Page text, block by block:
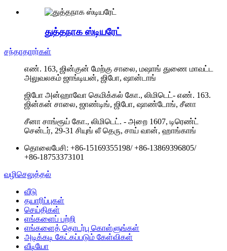
துத்தநாக ஸ்டியரேட்
சந்தாதாரர்கள்
எண். 163, ஜின்குன் மேற்கு சாலை, மஷாங் துணை மாவட்ட
அலுவலகம் ஜாங்டியன், ஜிபோ, ஷான்டாங்
ஜிபோ அன்ஹாவோ கெமிக்கல் கோ., லிமிடெட்- எண். 163.
ஜின்கன் சாலை, ஜாண்டிங், ஜிபோ, ஷாண்டோங், சீனா
சீனா சாங்ரூய் கோ., லிமிடெட். - அறை 1607, டிரெண்ட்
சென்டர், 29-31 சியுங் லீ தெரு, சாய் வான், ஹாங்காங்
தொலைபேசி: +86-15169355198/+86-13869396805/
+86-18753373101
வழிசெலுத்தல்
வீடு
தயாரிப்புகள்
செய்திகள்
எங்களைப் பற்றி
எங்களைத் தொடர்பு கொள்ளுங்கள்
அடிக்கடி கேட்கப்படும் கேள்விகள்
வீடியோ